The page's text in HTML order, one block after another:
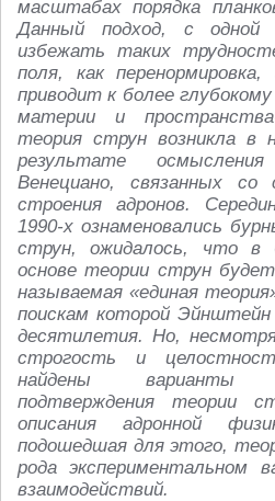
масштабах порядка
Данный подход, с одной
избежать таких
поля, как
приводит к более
материи и
теория струн возникла в
результате
Венециано, связанных со
строения адронов.
1990-х ознаменовались
струн, ожидалось, что в
основе теории струн
называемая «единая
поискам которой Эйнштейн
десятилетия. Но,
строгость и
найдены варианты
подтверждения теории
описания адронной
подошедшая для этого,
рода экспериментальном
взаимодействий.